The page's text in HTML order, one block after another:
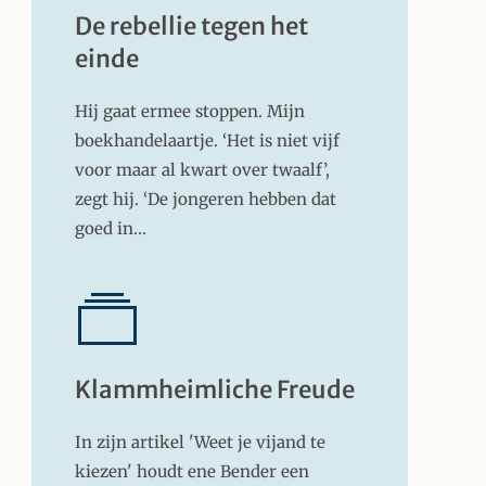
De rebellie tegen het
einde
Hij gaat ermee stoppen. Mijn
boekhandelaartje. ‘Het is niet vijf
voor maar al kwart over twaalf’,
zegt hij. ‘De jongeren hebben dat
goed in…
Klammheimliche Freude
In zijn artikel 'Weet je vijand te
kiezen' houdt ene Bender een